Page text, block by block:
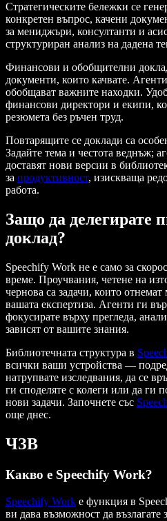
Стратегическите бележки се
конкретен въпрос, качени
за мениджъри, консултанти и
структуриран анализ на дадена
Финансови и обобщителни
документи, които качвате.
обобщават важните находки.
финансови директори и екипи,
резюмета без ръчен труд.
Повтарящите се доклади са
Задайте тема и честота веднъж;
доставят нови версии в
за продуктивност, изискваща
работа.
Защо да делегирате
доклад?
Speechify Work не е само за
време. Проучвания, четене на
чернова са задачи, които
вашата експертиза. Агенти ги
фокусирате върху прегледа,
зависят от вашите знания.
Библиотечната структура в
всички ваши устройства —
натрупвате изследвания, да се
ги споделяте с колеги или да ги
нови задачи. Започнете със
още днес.
ЧЗВ
Какво е Speechify Work?
Speechify Work е функция в
ви дава възможност да възлагате